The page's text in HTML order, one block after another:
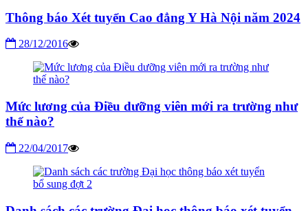
Thông báo Xét tuyển Cao đẳng Y Hà Nội năm 2024
28/12/2016
Mức lương của Điều dưỡng viên mới ra trường như
thế nào?
22/04/2017